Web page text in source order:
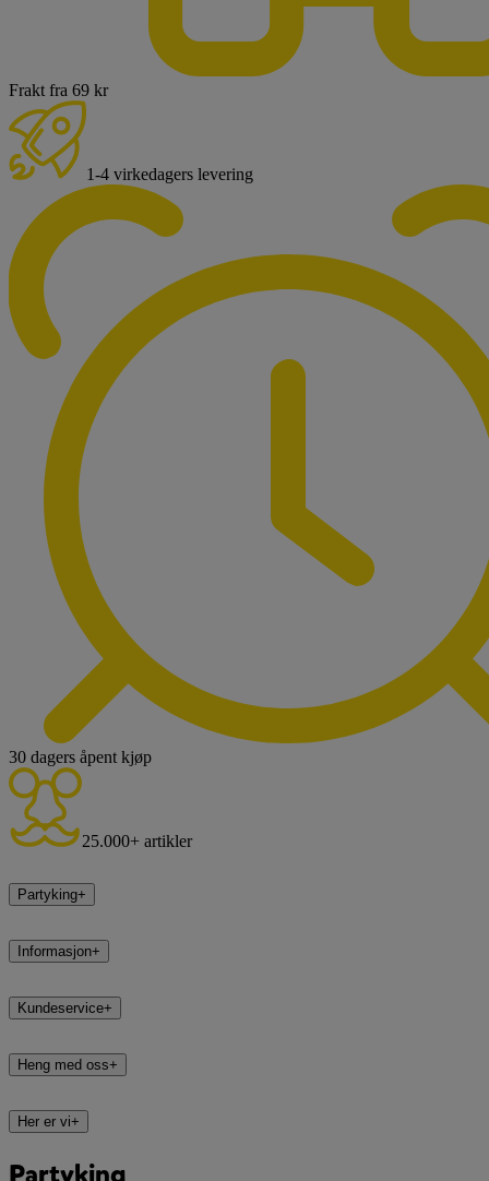
Frakt fra 69 kr
1-4 virkedagers levering
30 dagers åpent kjøp
25.000+ artikler
Partyking+
Informasjon+
Kundeservice+
Heng med oss+
Her er vi+
Partyking